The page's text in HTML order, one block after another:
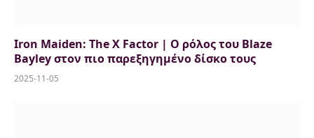
Iron Maiden: The X Factor | O ρόλος του Blaze
Bayley στoν πιο παρεξηγημένο δίσκο τους
2025-11-05